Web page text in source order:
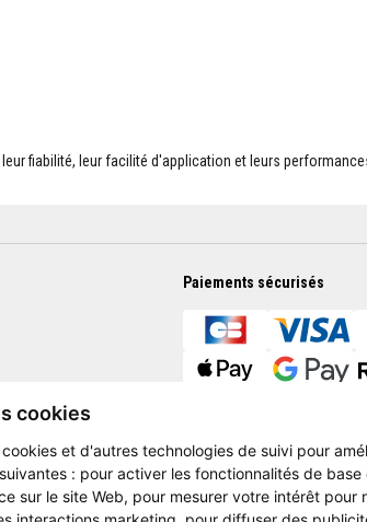
cookies
et d'autres technologies de suivi pour
: pour activer les fonctionnalités de base
sur le site Web, pour mesurer votre intérêt pour
fiabilité, leur facilité d'application et leurs
Paiements sécurisés